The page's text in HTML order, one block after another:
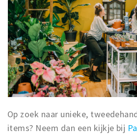
Op zoek naar unieke,
items? Neem dan een kijkje bij